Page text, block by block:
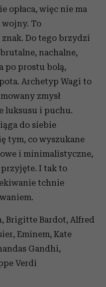
opłaca, więc nie ma
wojny. To
Do tego brzydzi
nachalne,
po prostu bolą,
Archetyp Wagi to
zmysł
luksusu i puchu.
do siebie
tym, co wyszukane
i minimalistyczne,
I tak to
tchnie
Brigitte Bardot, Alfred
Eminem, Kate
Gandhi,
Verdi